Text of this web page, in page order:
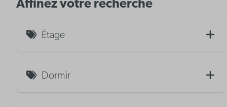
Affinez votre recherche
Étage
Vue sur mer (7)
Dormir